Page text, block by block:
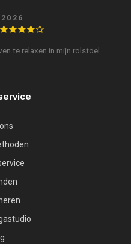
te relaxen in mijn rolstoel.